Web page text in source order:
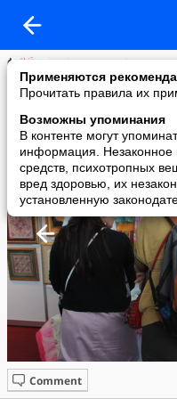
Применяются
Прочитать правила их
Возможны упоминания
В контенте могут
информация. Незаконное
средств, психотропных
вред здоровью, их
установленную
Baby-VipCrochet
added a photo
30 Sep в 20:48
Comment